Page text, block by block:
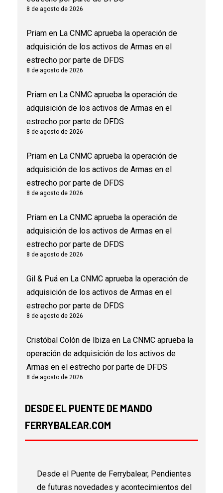
8 de agosto de 2026
Priam en La CNMC aprueba la operación de
adquisición de los activos de Armas en el
estrecho por parte de DFDS
8 de agosto de 2026
Priam en La CNMC aprueba la operación de
adquisición de los activos de Armas en el
estrecho por parte de DFDS
8 de agosto de 2026
Priam en La CNMC aprueba la operación de
adquisición de los activos de Armas en el
estrecho por parte de DFDS
8 de agosto de 2026
Priam en La CNMC aprueba la operación de
adquisición de los activos de Armas en el
estrecho por parte de DFDS
8 de agosto de 2026
Gil & Puá en La CNMC aprueba la operación de
adquisición de los activos de Armas en el
estrecho por parte de DFDS
8 de agosto de 2026
Cristóbal Colón de Ibiza en La CNMC aprueba la
operación de adquisición de los activos de
Armas en el estrecho por parte de DFDS
8 de agosto de 2026
DESDE EL PUENTE DE MANDO
FERRYBALEAR.COM
Desde el Puente de Ferrybalear, Pendientes
de futuras novedades y acontecimientos del